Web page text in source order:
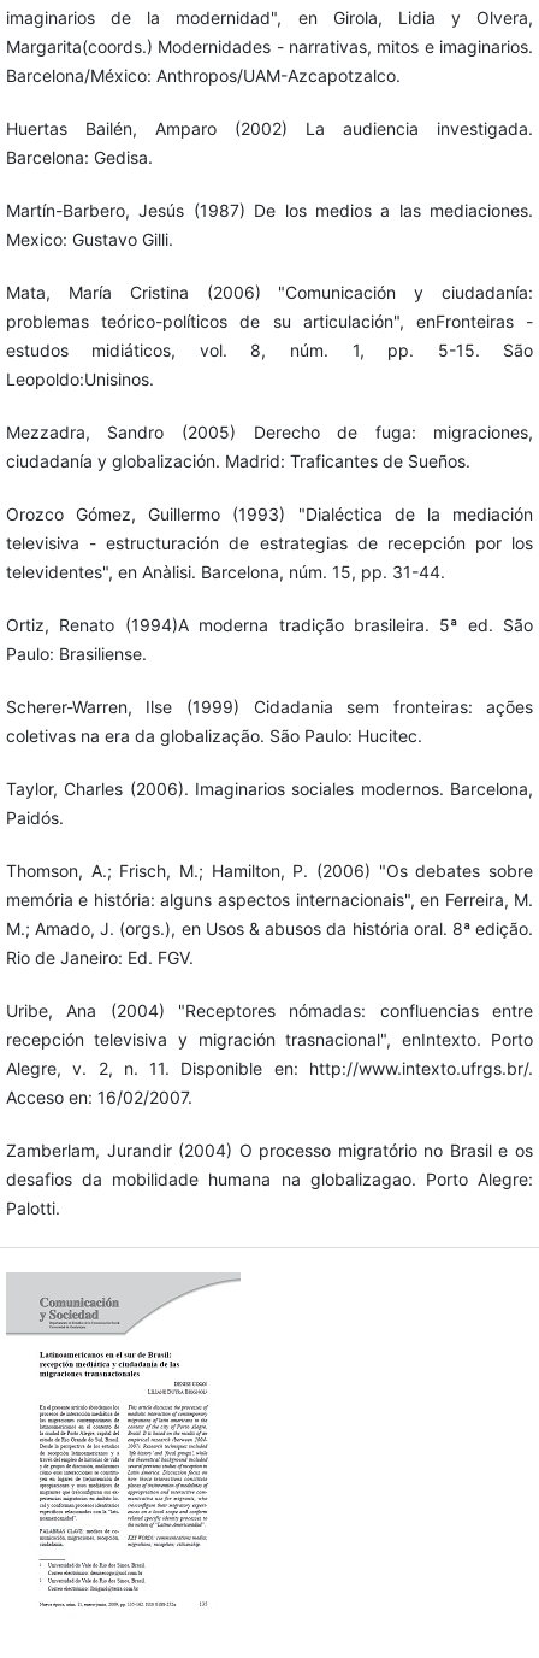
imaginarios de la modernidad", en Girola, Lidia y Olvera,
Margarita(coords.) Modernidades - narrativas, mitos e imaginarios.
Barcelona/México: Anthropos/UAM-Azcapotzalco.
Huertas Bailén, Amparo (2002) La audiencia investigada.
Barcelona: Gedisa.
Martín-Barbero, Jesús (1987) De los medios a las mediaciones.
Mexico: Gustavo Gilli.
Mata, María Cristina (2006) "Comunicación y ciudadanía:
problemas teórico-políticos de su articulación", enFronteiras -
estudos midiáticos, vol. 8, núm. 1, pp. 5-15. São
Leopoldo:Unisinos.
Mezzadra, Sandro (2005) Derecho de fuga: migraciones,
ciudadanía y globalización. Madrid: Traficantes de Sueños.
Orozco Gómez, Guillermo (1993) "Dialéctica de la mediación
televisiva - estructuración de estrategias de recepción por los
televidentes", en Anàlisi. Barcelona, núm. 15, pp. 31-44.
Ortiz, Renato (1994)A moderna tradição brasileira. 5ª ed. São
Paulo: Brasiliense.
Scherer-Warren, Ilse (1999) Cidadania sem fronteiras: ações
coletivas na era da globalização. São Paulo: Hucitec.
Taylor, Charles (2006). Imaginarios sociales modernos. Barcelona,
Paidós.
Thomson, A.; Frisch, M.; Hamilton, P. (2006) "Os debates sobre
memória e história: alguns aspectos internacionais", en Ferreira, M.
M.; Amado, J. (orgs.), en Usos & abusos da história oral. 8ª edição.
Rio de Janeiro: Ed. FGV.
Uribe, Ana (2004) "Receptores nómadas: confluencias entre
recepción televisiva y migración trasnacional", enIntexto. Porto
Alegre, v. 2, n. 11. Disponible en: http://www.intexto.ufrgs.br/.
Acceso en: 16/02/2007.
Zamberlam, Jurandir (2004) O processo migratório no Brasil e os
desafios da mobilidade humana na globalizagao. Porto Alegre:
Palotti.